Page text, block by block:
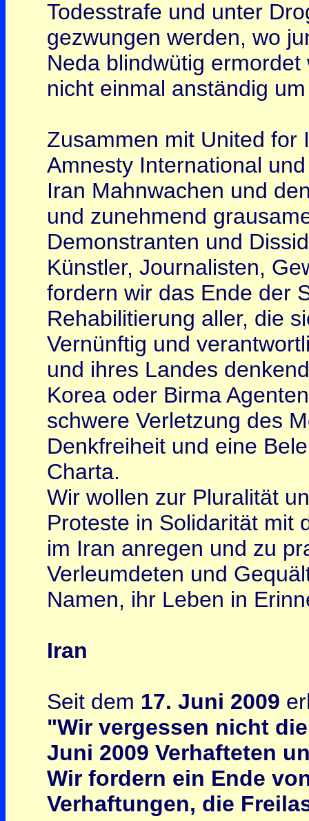
Todesstrafe und unter
gezwungen werden, wo
Neda blindwütig
nicht einmal anständig
Zusammen mit United for
Amnesty International
Iran Mahnwachen und
und zunehmend
Demonstranten und
Künstler, Journalisten,
fordern wir das Ende der
Rehabilitierung aller, die
Vernünftig und
und ihres Landes
Korea oder Birma
schwere Verletzung des
Denkfreiheit und eine
Charta.
Wir wollen zur Pluralität
Proteste in Solidarität mit
im Iran anregen und zu
Verleumdeten und
Namen, ihr Leben in
Iran
Seit dem 17. Juni 2009
"Wir vergessen nicht
Juni 2009 Verhafteten
Wir fordern ein Ende
Verhaftungen, die